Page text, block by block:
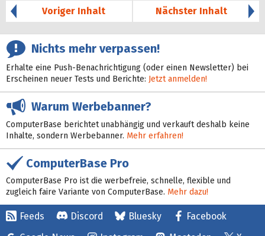
Voriger Inhalt
Nächster Inhalt
Nichts mehr verpassen!
Erhalte eine Push-Benachrichtigung (oder einen Newsletter) bei
Erscheinen neuer Tests und Berichte: Jetzt anmelden!
Warum Werbebanner?
ComputerBase berichtet unabhängig und verkauft deshalb keine
Inhalte, sondern Werbebanner. Mehr erfahren!
ComputerBase Pro
ComputerBase Pro ist die werbefreie, schnelle, flexible und
zugleich faire Variante von ComputerBase. Mehr dazu!
Feeds Discord Bluesky
Facebook